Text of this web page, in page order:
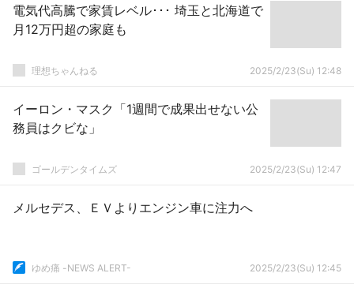
電気代高騰で家賃レベル･･･ 埼玉と北海道で
月12万円超の家庭も
理想ちゃんねる 2025/2/23(Su) 12:48
イーロン・マスク「1週間で成果出せない公
務員はクビな」
ゴールデンタイムズ 2025/2/23(Su) 12:47
メルセデス、ＥＶよりエンジン車に注力へ
ゆめ痛 -NEWS ALERT- 2025/2/23(Su) 12:45